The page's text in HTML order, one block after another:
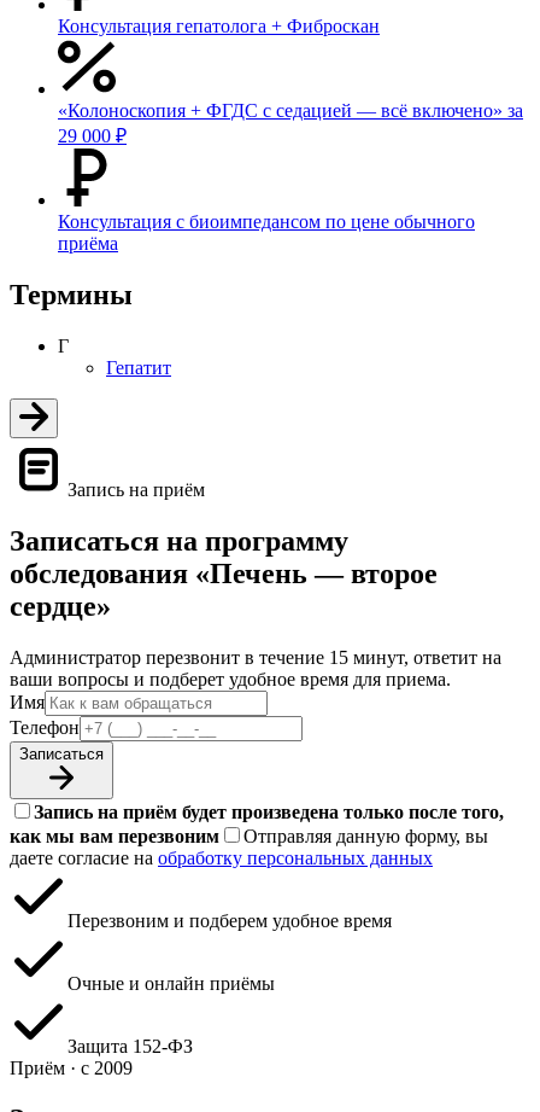
Консультация гепатолога + Фиброскан
«Колоноскопия + ФГДС с седацией — всё включено» за
29 000 ₽
Консультация с биоимпедансом по цене обычного
приёма
Термины
Г
Гепатит
Запись на приём
Записаться на программу
обследования «Печень — второе
сердце»
Администратор перезвонит в течение 15 минут, ответит на
ваши вопросы и подберет удобное время для приема.
Имя
Телефон
Записаться
Запись на приём будет произведена только после того,
как мы вам перезвоним
Отправляя данную форму, вы
даете согласие на обработку персональных данных
Перезвоним и подберем удобное время
Очные и онлайн приёмы
Защита 152‑ФЗ
Приём · с 2009